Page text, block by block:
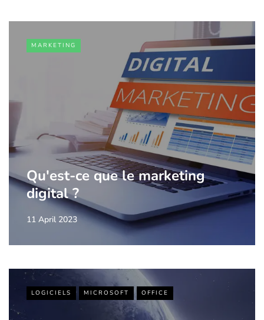
MARKETING
Qu'est-ce que le marketing
digital ?
11 April 2023
LOGICIELS MICROSOFT OFFICE